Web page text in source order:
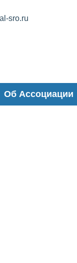
sro.ru
Об Ассоциации